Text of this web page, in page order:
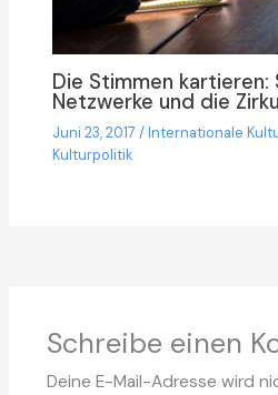
Die Stimmen
Netzwerke und die
Juni 23, 2017/Internationale
Kulturpolitik
Schreibe einen
Deine E-Mail-Adresse wird